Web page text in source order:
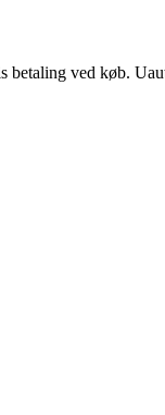
betaling ved køb.